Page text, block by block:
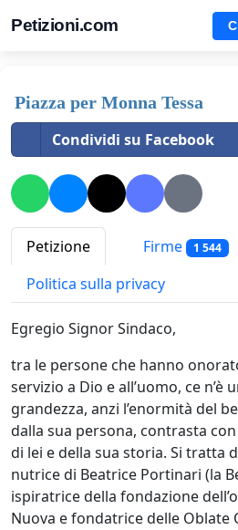
Petizioni.com
Piazza per Monna Tessa
Condividi su Facebook
Petizione Firme 1 544
Politica sulla privacy
Egregio Signor Sindaco,
tra le persone che hanno
servizio a Dio e all’uomo, ce n’è
grandezza, anzi l’enormità del
dalla sua persona, contrasta
di lei e della sua storia. Si tratta
nutrice di Beatrice Portinari (la
ispiratrice della fondazione
Nuova e fondatrice delle Oblate